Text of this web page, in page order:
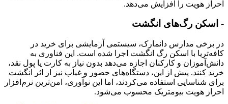
احراز هویت را افزایش می‌دهد.
- اسکن رگ‌های انگشت
در برخی مدارس دانمارک، سیستمی آزمایشی برای خرید در
کافه‌تریا با اسکن رگ انگشت اجرا شده است. این فناوری به
دانش‌آموزان و کارکنان اجازه می‌دهد بدون نیاز به کارت یا پول نقد،
خرید کنند. پیش از این، دستگاه‌های حضور و غیاب نیز از اثر انگشت
برای شناسایی استفاده می‌کردند، اما این نوآوری، امن‌ترین نرم‌افزار
احراز هویت بیومتریک محسوب می‌شود.